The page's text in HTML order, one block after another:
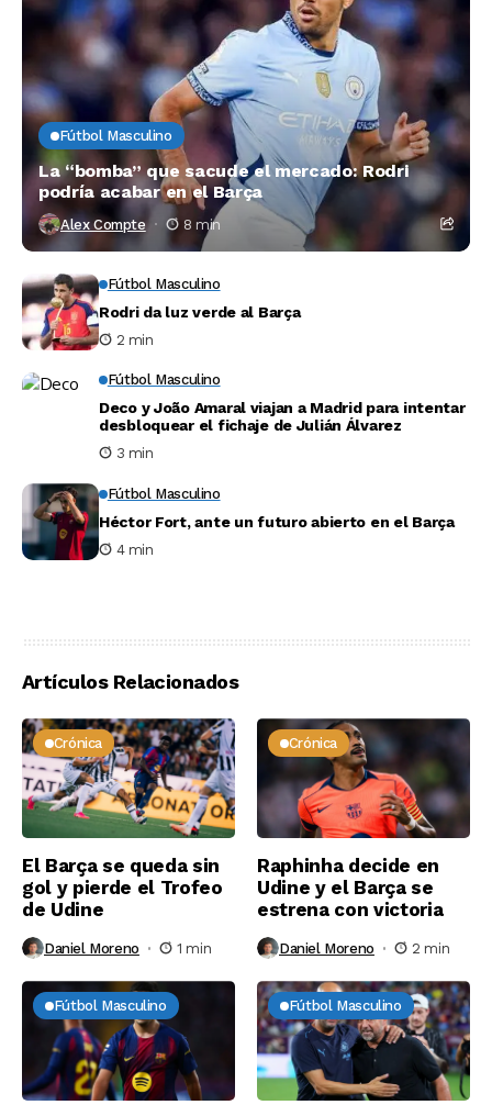
Fútbol Masculino
La “bomba” que sacude el mercado: Rodri
podría acabar en el Barça
Alex Compte 8 min
Fútbol Masculino
Rodri da luz verde al Barça
2 min
Fútbol Masculino
Deco y João Amaral viajan a Madrid para intentar
desbloquear el fichaje de Julián Álvarez
3 min
Fútbol Masculino
Héctor Fort, ante un futuro abierto en el Barça
4 min
Artículos Relacionados
Crónica
El Barça se queda sin
gol y pierde el Trofeo
de Udine
Daniel Moreno 1 min
Crónica
Raphinha decide en
Udine y el Barça se
estrena con victoria
Daniel Moreno 2 min
Fútbol Masculino Fútbol Masculino